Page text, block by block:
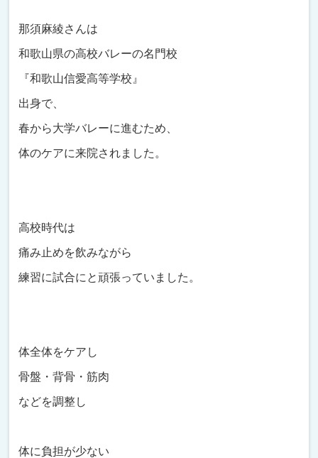
那須麻綾さんは
和歌山県の高校バレーの名門校
『和歌山信愛高等学校』
出身で、
春から大学バレーに進むため、
体のケアに来院されました。
高校時代は
痛み止めを飲みながら
練習に試合にと頑張っていました。
体全体をケアし
骨盤・背骨・筋肉
などを調整し
体に負担が少ない